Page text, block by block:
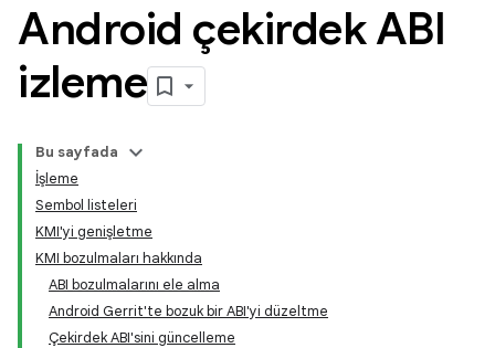
Android çekirdek ABI
izleme
Bu sayfada
İşleme
Sembol listeleri
KMI'yi genişletme
KMI bozulmaları hakkında
ABI bozulmalarını ele alma
Android Gerrit'te bozuk bir ABI'yi düzeltme
Çekirdek ABI'sini güncelleme